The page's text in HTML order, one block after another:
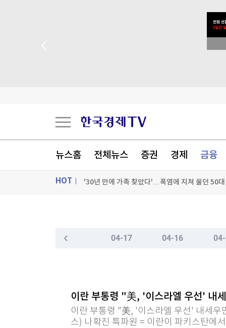
뉴스홈 전체뉴스 증권 경제 금융
HOT
6세 이어 또 아동 사망…中 유전자 편집 임상 논란
'30년 만에 가족 찾았다'…폭염에 지쳐 울던 50
'창사 첫 파업' 카카오, 연봉 6.3% 인상 합의
"나야, '흑백요리사' 시즌3"
6세 이어 또 아동 사망…中 유전자 편집 임상 논란
온로드 (ON ROAD) 인사이트
뉴스홈
글로벌경제
랭킹뉴스
04-17 04-16
이란 부통령 "美, '이스라엘 우선' 내
이란 부통령 "美, '이스라엘 우선' 내세
스) 나확진 특파원 = 이란이 파키스탄에